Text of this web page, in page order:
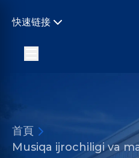
快速链接
首頁
Musiqa ijrochiligi va